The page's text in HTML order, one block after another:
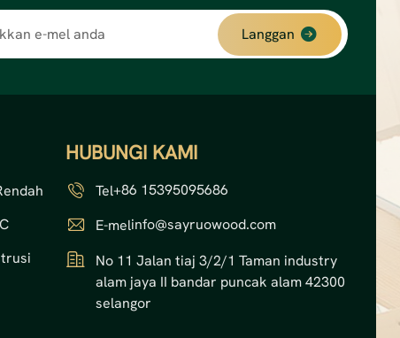
Langgan
HUBUNGI KAMI
Tel+86 15395095686
E-melinfo@sayruowood.com
No 11 Jalan tiaj 3/2/1 Taman industry
alam jaya II bandar puncak alam 42300
selangor